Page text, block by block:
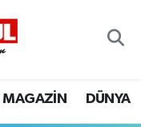
MAGAZİN DÜNYA